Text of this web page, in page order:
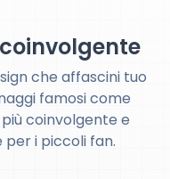
che affascini tuo
famosi come
coinvolgente e
i piccoli fan.